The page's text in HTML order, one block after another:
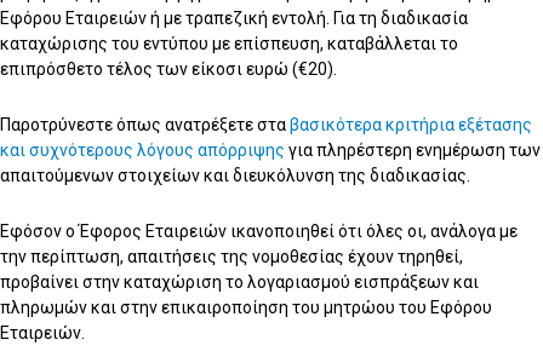
Εφόρου Εταιρειών ή με τραπεζική εντολή. Για τη διαδικασία
καταχώρισης του εντύπου με επίσπευση, καταβάλλεται το
επιπρόσθετο τέλος των είκοσι ευρώ (€20).
Παροτρύνεστε όπως ανατρέξετε σταβασικότερα κριτήρια εξέτασης
και συχνότερους λόγους απόρριψης για πληρέστερη ενημέρωση των
απαιτούμενων στοιχείων και διευκόλυνση της διαδικασίας.
Εφόσον ο Έφορος Εταιρειών ικανοποιηθεί ότι όλες οι, ανάλογα με
την περίπτωση, απαιτήσεις της νομοθεσίας έχουν τηρηθεί,
προβαίνει στην καταχώριση το λογαριασμού εισπράξεων και
πληρωμών και στην επικαιροποίηση του μητρώου του Εφόρου
Εταιρειών.